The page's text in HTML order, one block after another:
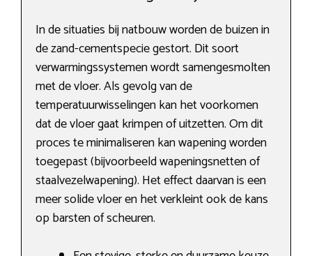
In de situaties bij natbouw worden de buizen in
de zand-cementspecie gestort. Dit soort
verwarmingssystemen wordt samengesmolten
met de vloer. Als gevolg van de
temperatuurwisselingen kan het voorkomen
dat de vloer gaat krimpen of uitzetten. Om dit
proces te minimaliseren kan wapening worden
toegepast (bijvoorbeeld wapeningsnetten of
staalvezelwapening). Het effect daarvan is een
meer solide vloer en het verkleint ook de kans
op barsten of scheuren.